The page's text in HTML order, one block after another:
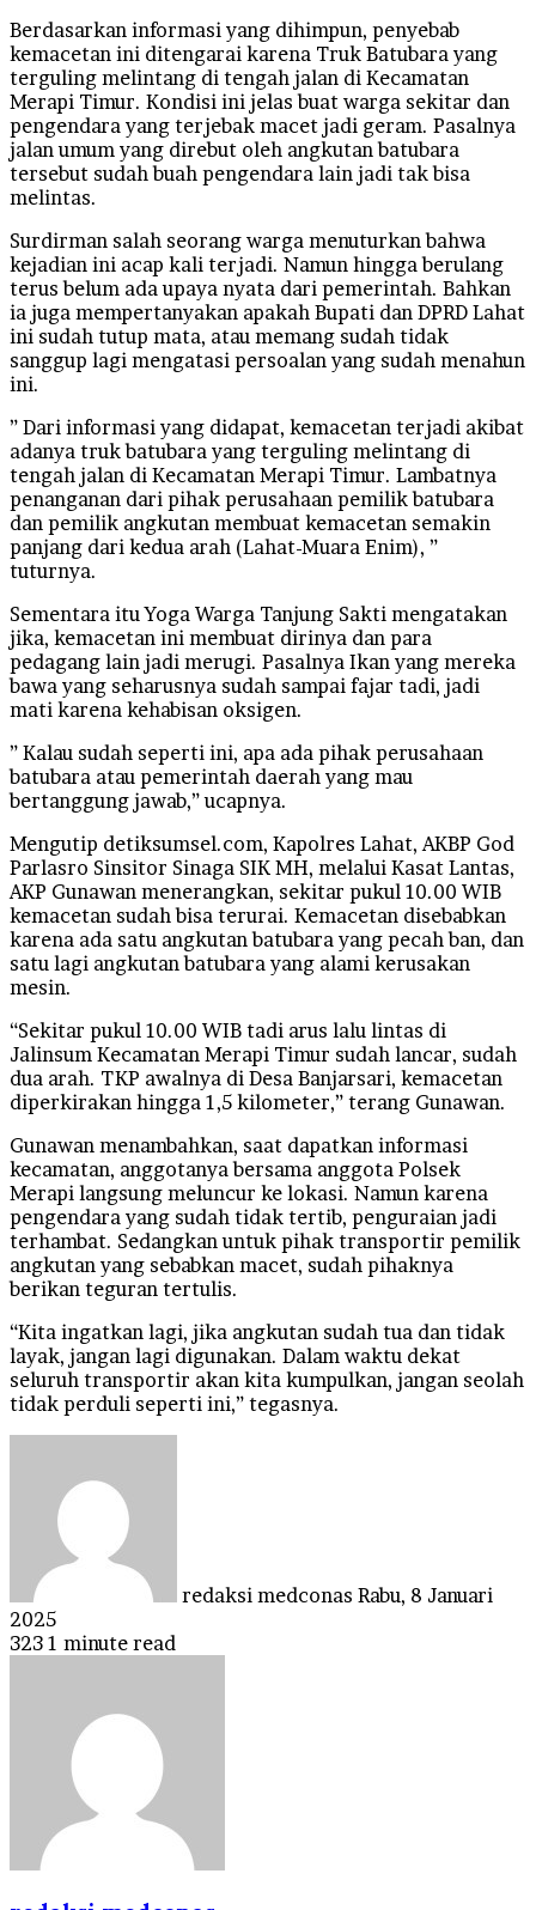
Berdasarkan informasi yang dihimpun, penyebab
kemacetan ini ditengarai karena Truk Batubara yang
terguling melintang di tengah jalan di Kecamatan
Merapi Timur. Kondisi ini jelas buat warga sekitar dan
pengendara yang terjebak macet jadi geram. Pasalnya
jalan umum yang direbut oleh angkutan batubara
tersebut sudah buah pengendara lain jadi tak bisa
melintas.
Surdirman salah seorang warga menuturkan bahwa
kejadian ini acap kali terjadi. Namun hingga berulang
terus belum ada upaya nyata dari pemerintah. Bahkan
ia juga mempertanyakan apakah Bupati dan DPRD Lahat
ini sudah tutup mata, atau memang sudah tidak
sanggup lagi mengatasi persoalan yang sudah menahun
ini.
” Dari informasi yang didapat, kemacetan terjadi akibat
adanya truk batubara yang terguling melintang di
tengah jalan di Kecamatan Merapi Timur. Lambatnya
penanganan dari pihak perusahaan pemilik batubara
dan pemilik angkutan membuat kemacetan semakin
panjang dari kedua arah (Lahat-Muara Enim), ”
tuturnya.
Sementara itu Yoga Warga Tanjung Sakti mengatakan
jika, kemacetan ini membuat dirinya dan para
pedagang lain jadi merugi. Pasalnya Ikan yang mereka
bawa yang seharusnya sudah sampai fajar tadi, jadi
mati karena kehabisan oksigen.
” Kalau sudah seperti ini, apa ada pihak perusahaan
batubara atau pemerintah daerah yang mau
bertanggung jawab,” ucapnya.
Mengutip detiksumsel.com, Kapolres Lahat, AKBP God
Parlasro Sinsitor Sinaga SIK MH, melalui Kasat Lantas,
AKP Gunawan menerangkan, sekitar pukul 10.00 WIB
kemacetan sudah bisa terurai. Kemacetan disebabkan
karena ada satu angkutan batubara yang pecah ban, dan
satu lagi angkutan batubara yang alami kerusakan
mesin.
“Sekitar pukul 10.00 WIB tadi arus lalu lintas di
Jalinsum Kecamatan Merapi Timur sudah lancar, sudah
dua arah. TKP awalnya di Desa Banjarsari, kemacetan
diperkirakan hingga 1,5 kilometer,” terang Gunawan.
Gunawan menambahkan, saat dapatkan informasi
kecamatan, anggotanya bersama anggota Polsek
Merapi langsung meluncur ke lokasi. Namun karena
pengendara yang sudah tidak tertib, penguraian jadi
terhambat. Sedangkan untuk pihak transportir pemilik
angkutan yang sebabkan macet, sudah pihaknya
berikan teguran tertulis.
“Kita ingatkan lagi, jika angkutan sudah tua dan tidak
layak, jangan lagi digunakan. Dalam waktu dekat
seluruh transportir akan kita kumpulkan, jangan seolah
tidak perduli seperti ini,” tegasnya.
redaksi medconas Rabu, 8 Januari
2025
323 1 minute read